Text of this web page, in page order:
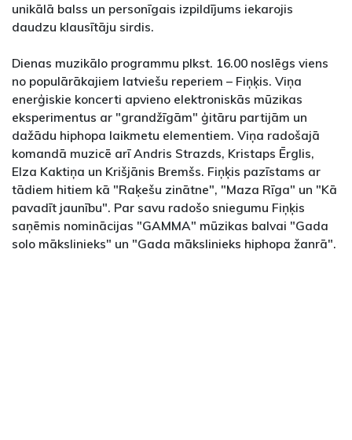
unikālā balss un personīgais izpildījums iekarojis
daudzu klausītāju sirdis.
Dienas muzikālo programmu plkst. 16.00 noslēgs viens
no populārākajiem latviešu reperiem – Fiņķis. Viņa
enerģiskie koncerti apvieno elektroniskās mūzikas
eksperimentus ar "grandžīgām" ģitāru partijām un
dažādu hiphopa laikmetu elementiem. Viņa radošajā
komandā muzicē arī Andris Strazds, Kristaps Ērglis,
Elza Kaktiņa un Krišjānis Bremšs. Fiņķis pazīstams ar
tādiem hitiem kā "Raķešu zinātne", "Maza Rīga" un "Kā
pavadīt jaunību". Par savu radošo sniegumu Fiņķis
saņēmis nominācijas "GAMMA" mūzikas balvai "Gada
solo mākslinieks" un "Gada mākslinieks hiphopa žanrā".